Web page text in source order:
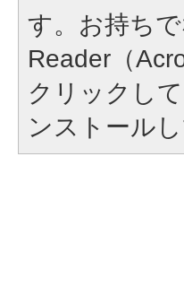
す。お持ち
Reader（
クリックし
ンストール